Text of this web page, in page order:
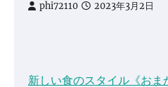
phi72110 2023年3月2日
新しい食のスタイル《おま